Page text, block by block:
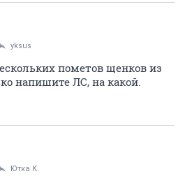
yksus
пометов щенков из
напишите ЛС, на какой.
Ютка К.